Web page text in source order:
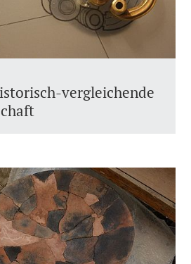
vergleichende